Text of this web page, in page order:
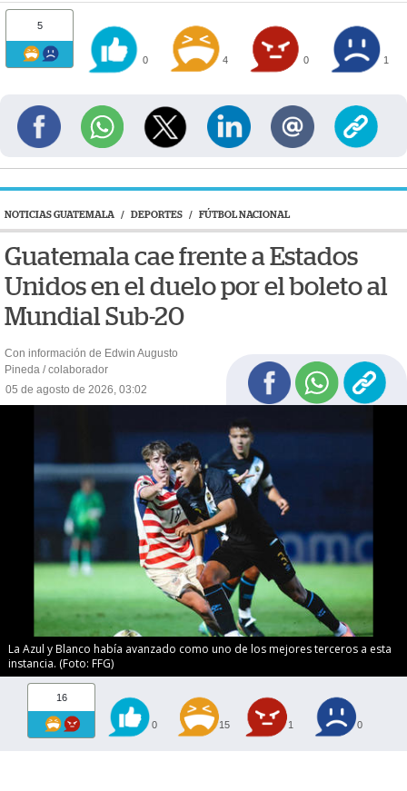
5
0 4 0 1
NOTICIAS GUATEMALA / DEPORTES / FÚTBOL NACIONAL
Guatemala cae frente a Estados
Unidos en el duelo por el boleto al
Mundial Sub-20
Con información de Edwin Augusto
Pineda / colaborador
05 de agosto de 2026, 03:02
La Azul y Blanco había avanzado como uno de los mejores terceros a esta
instancia. (Foto: FFG)
16
0 15 1 0